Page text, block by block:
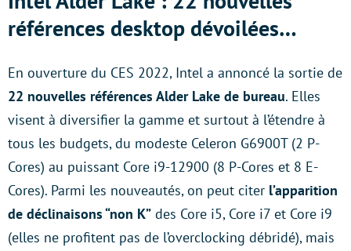
références desktop dévoilées…
En ouverture du CES 2022, Intel a annoncé la sortie de
22 nouvelles références Alder Lake de bureau. Elles
visent à diversifier la gamme et surtout à l’étendre à
tous les budgets, du modeste Celeron G6900T (2 P-
Cores) au puissant Core i9-12900 (8 P-Cores et 8 E-
Cores). Parmi les nouveautés, on peut citer l’apparition
de déclinaisons “non K” des Core i5, Core i7 et Core i9
(elles ne profitent pas de l’overclocking débridé), mais